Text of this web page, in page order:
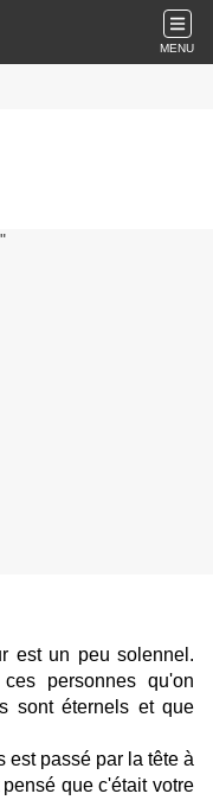
MENU
est un peu solennel.
personnes qu'on
sont éternels et que
est passé par la tête à
que c'était votre